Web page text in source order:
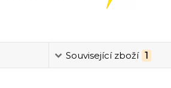
Související zboží 1